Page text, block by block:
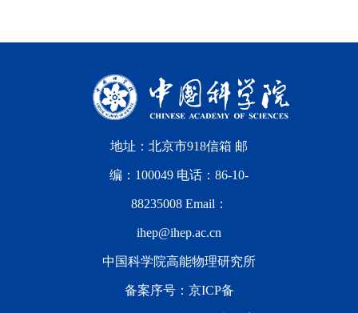
地址：北京市918信箱 邮
编：100049 电话：86-10-
88235008 Email：
ihep@ihep.ac.cn
中国科学院高能物理研究所
备案序号： 京ICP备